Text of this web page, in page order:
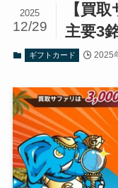
【買
主要3
2025
12/29
ギフトカード 2025